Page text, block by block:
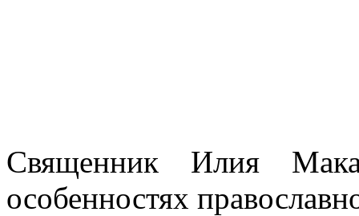
Священник Илия
особенностях